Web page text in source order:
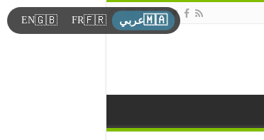
🇲🇦عربي 🇫🇷
FR
🇬🇧
EN